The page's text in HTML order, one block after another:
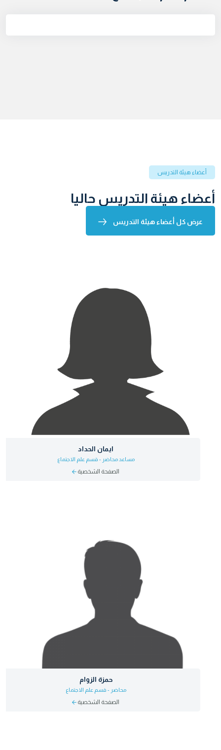
أعضاء هيئة التدريس
أعضاء هيئة التدريس حاليا
عرض كل أعضاء هيئة التدريس
ايمان الحداد
مساعد محاضر - قسم علم الاجتماع
الصفحة الشخصية
حمزة الزوام
محاضر - قسم علم الاجتماع
الصفحة الشخصية